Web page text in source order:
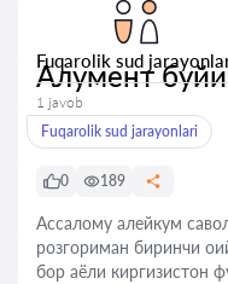
Fuqarolik sud
Алумент
1 javob
Fuqarolik sud jarayonlari
0 189
Ассалому алейкум
розгориман биринчи
бор аёли киргизистон